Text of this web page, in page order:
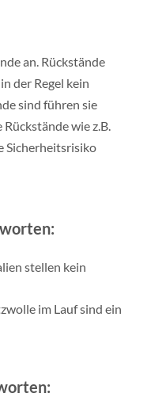
an. Rückstände
der Regel kein
sind führen sie
Rückstände wie z.B.
Sicherheitsrisiko
stellen kein
im Lauf sind ein